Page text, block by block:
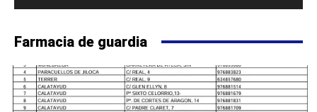
Farmacia de guardia